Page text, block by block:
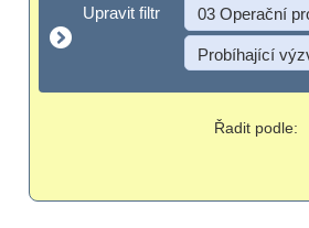
Upravit filtr
Upravit filtr 03 Operační
Probíhající
Řadit podle: